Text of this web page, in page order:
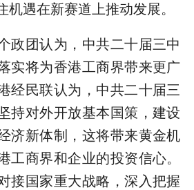
机遇在新赛道上推动发展。
团认为，中共二十届三中
实将为香港工商界带来更广
经民联认为，中共二十届三
持对外开放基本国策，建设
济新体制，这将带来黄金机
工商界和企业的投资信心。
接国家重大战略，深入把握